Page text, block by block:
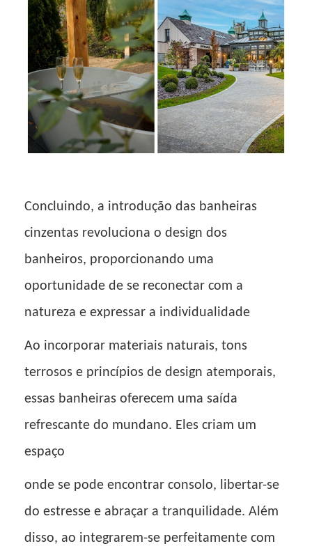
Concluindo, a introdução das banheiras
cinzentas revoluciona o design dos
banheiros, proporcionando uma
oportunidade de se reconectar com a
natureza e expressar a individualidade
Ao incorporar materiais naturais, tons
terrosos e princípios de design atemporais,
essas banheiras oferecem uma saída
refrescante do mundano. Eles criam um
espaço
onde se pode encontrar consolo, libertar-se
do estresse e abraçar a tranquilidade. Além
disso, ao integrarem-se perfeitamente com